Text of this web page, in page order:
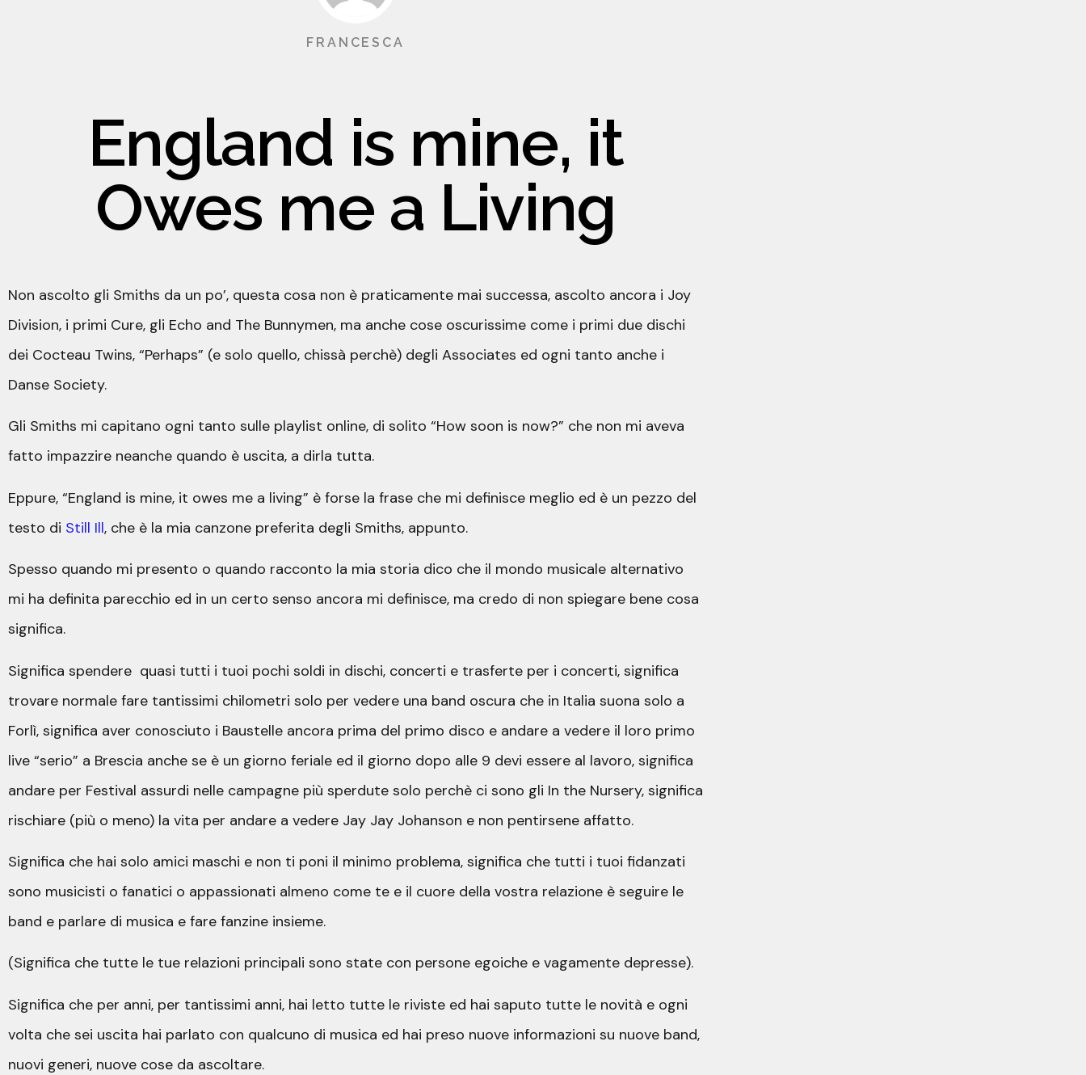
FRANCESCA
England is mine, it
Owes me a Living
Non ascolto gli Smiths da un po’, questa cosa non è praticamente mai successa, ascolto ancora i Joy
Division, i primi Cure, gli Echo and The Bunnymen, ma anche cose oscurissime come i primi due dischi
dei Cocteau Twins, “Perhaps” (e solo quello, chissà perchè) degli Associates ed ogni tanto anche i
Danse Society.
Gli Smiths mi capitano ogni tanto sulle playlist online, di solito “How soon is now?” che non mi aveva
fatto impazzire neanche quando è uscita, a dirla tutta.
Eppure, “England is mine, it owes me a living” è forse la frase che mi definisce meglio ed è un pezzo del
testo di Still Ill, che è la mia canzone preferita degli Smiths, appunto.
Spesso quando mi presento o quando racconto la mia storia dico che il mondo musicale alternativo
mi ha definita parecchio ed in un certo senso ancora mi definisce, ma credo di non spiegare bene cosa
significa.
Significa spendere quasi tutti i tuoi pochi soldi in dischi, concerti e trasferte per i concerti, significa
trovare normale fare tantissimi chilometri solo per vedere una band oscura che in Italia suona solo a
Forlì, significa aver conosciuto i Baustelle ancora prima del primo disco e andare a vedere il loro primo
live “serio” a Brescia anche se è un giorno feriale ed il giorno dopo alle 9 devi essere al lavoro, significa
andare per Festival assurdi nelle campagne più sperdute solo perchè ci sono gli In the Nursery, significa
rischiare (più o meno) la vita per andare a vedere Jay Jay Johanson e non pentirsene affatto.
Significa che hai solo amici maschi e non ti poni il minimo problema, significa che tutti i tuoi fidanzati
sono musicisti o fanatici o appassionati almeno come te e il cuore della vostra relazione è seguire le
band e parlare di musica e fare fanzine insieme.
(Significa che tutte le tue relazioni principali sono state con persone egoiche e vagamente depresse).
Significa che per anni, per tantissimi anni, hai letto tutte le riviste ed hai saputo tutte le novità e ogni
volta che sei uscita hai parlato con qualcuno di musica ed hai preso nuove informazioni su nuove band,
nuovi generi, nuove cose da ascoltare.